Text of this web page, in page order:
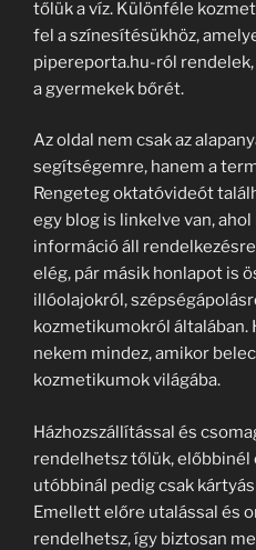
tőlük a víz. Különféle
fel a színesítésükhöz,
pipereporta.hu-ról
a gyermekek bőrét.
Az oldal nem csak az
segítségemre, hanem a
Rengeteg oktatóvideót
egy blog is linkelve van,
információ áll
elég, pár másik honlapot is
illóolajokról,
kozmetikumokról általában.
nekem mindez, amikor
kozmetikumok világába.
Házhozszállítással és
rendelhetsz tőlük, előbbinél
utóbbinál pedig csak
Emellett előre utalással és
rendelhetsz, így biztosan